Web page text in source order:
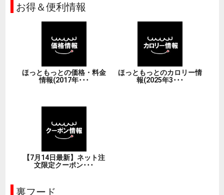
お得＆便利情報
ほっともっとの価格・料金
情報(2017年･･･
ほっともっとのカロリー情
報(2025年3･･･
【7月14日最新】ネット注
文限定クーポン･･･
裏フード